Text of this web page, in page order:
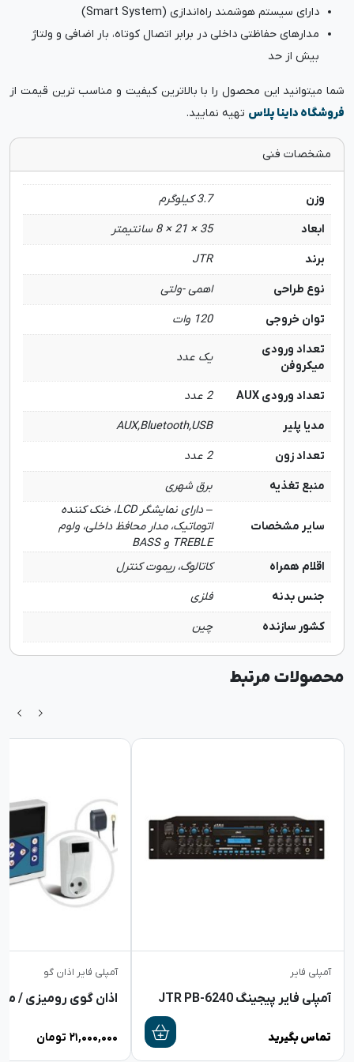
دارای سیستم هوشمند راه‌اندازی (Smart System)
مدارهای حفاظتی داخلی در برابر اتصال کوتاه، بار اضافی و ولتاژ
بیش از حد
شما میتوانید این محصول را با بالاترین کیفیت و مناسب ترین قیمت از
فروشگاه داینا پلاس تهیه نمایید.
مشخصات فنی
وزن
3.7 کیلوگرم
ابعاد
35 × 21 × 8 سانتیمتر
برند
JTR
نوع طراحی
اهمی -ولتی
توان خروجی
120 وات
تعداد ورودی
میکروفن
یک عدد
تعداد ورودی AUX
2 عدد
مدیا پلیر
AUX,Bluetooth,USB
تعداد زون
2 عدد
منبع تغذیه
برق شهری
سایر مشخصات
– دارای نمایشگر LCD، خنک کننده
اتوماتیک، مدار محافظ داخلی، ولوم
TREBLE و BASS
اقلام همراه
کاتالوگ، ریموت کنترل
جنس بدنه
فلزی
کشور سازنده
چین
محصولات مرتبط
آمپلی فایر
آمپلی فایر پیجینگ JTR PB-6240
تماس بگیرید
آمپلی فایر اذان گو
۲۱,۰۰۰,۰۰۰ تومان